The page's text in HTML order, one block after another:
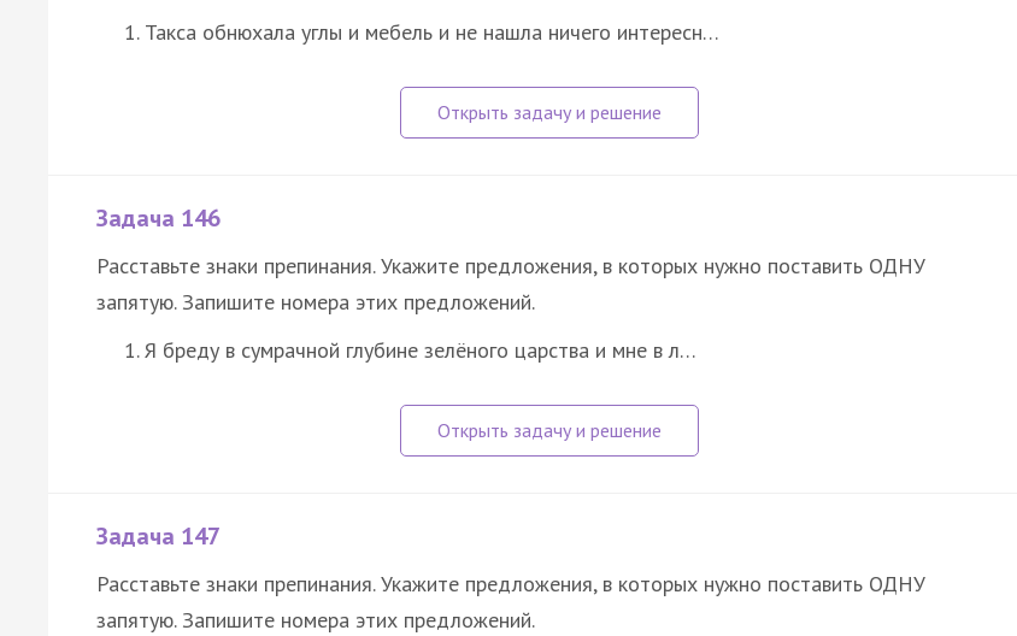
Такса обнюхала углы и мебель и не нашла ничего интересн…
Задача 146
Расставьте знаки препинания. Укажите предложения, в которых нужно поставить ОДНУ
запятую. Запишите номера этих предложений.
Я бреду в сумрачной глубине зелёного царства и мне в л…
Задача 147
Расставьте знаки препинания. Укажите предложения, в которых нужно поставить ОДНУ
запятую. Запишите номера этих предложений.